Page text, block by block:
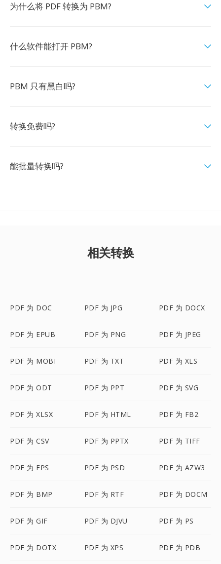
为什么将 PDF 转换为 PBM?
什么软件能打开 PBM?
PBM 只有黑白吗?
转换免费吗?
能批量转换吗?
相关转换
PDF 为 DOC PDF 为 JPG PDF 为 DOCX
PDF 为 EPUB PDF 为 PNG PDF 为 JPEG
PDF 为 MOBI PDF 为 TXT PDF 为 XLS
PDF 为 ODT PDF 为 PPT PDF 为 SVG
PDF 为 XLSX PDF 为 HTML PDF 为 FB2
PDF 为 CSV PDF 为 PPTX PDF 为 TIFF
PDF 为 EPS PDF 为 PSD PDF 为 AZW3
PDF 为 BMP PDF 为 RTF PDF 为 DOCM
PDF 为 GIF PDF 为 DJVU PDF 为 PS
PDF 为 DOTX PDF 为 XPS PDF 为 PDB